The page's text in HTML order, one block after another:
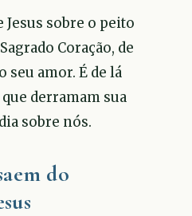
Jesus sobre o peito
Coração, de
seu amor. É de lá
derramam sua
sobre nós.
do